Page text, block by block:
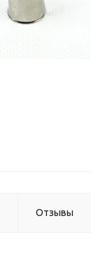
Отзывы